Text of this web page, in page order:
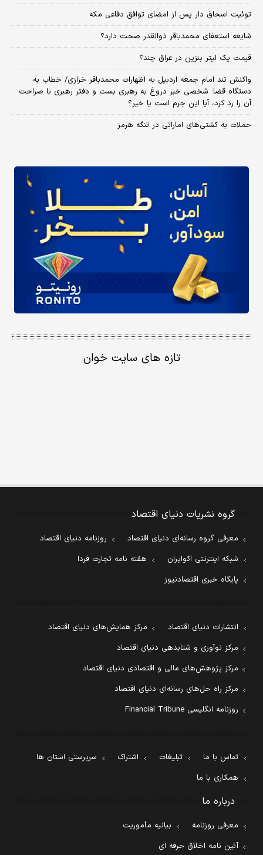
توئیت اسحاق دار پس از امضای توافق دفاعی مکه
شایعه استعفای محمدباقر ذوالقدر صحت دارد؟
قیمت یک لیتر بنزین در عراق چند؟
واکنش تند امام جمعه اردبیل به اظهارات محمدباقر خرازی/ خطاب به
دستگاه قضا: شخصی خبر دروغ به رهبری بست و دفتر رهبری با صراحت
آن را رد کرد، آیا این جرم است یا خیر؟
حملات به کشتی‌های اماراتی در تنگه هرمز
تازه های سایت خوان
گروه نشریات دنیای اقتصاد
معرفی گروه رسانه‌ای دنیای اقتصاد
روزنامه دنیای اقتصاد
شبکه اینترنتی اکوایران
هفته نامه تجارت فردا
پایگاه خبری اقتصادنیوز
انتشارات دنیای اقتصاد
مرکز همایش‌های دنیای اقتصاد
مرکز نوآوری و شتابدهی دنیای اقتصاد
مرکز پژوهش‌های مالی و اقتصادی دنیای اقتصاد
مرکز راه حل‌های رسانه‌ای دنیای اقتصاد
روزنامه انگلیسی Financial Tribune
تماس با ما تبلیغات اشتراک
سرپرستی استان ها
همکاری با ما
درباره ما
معرفی روزنامه
بیانیه مأموریت
آئین نامه اخلاق حرفه ای